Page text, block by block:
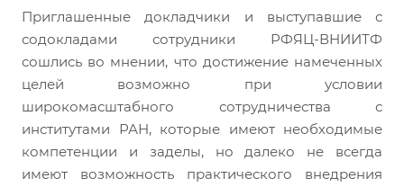
Приглашенные докладчики и выступавшие с
содокладами сотрудники РФЯЦ-ВНИИТФ
сошлись во мнении, что достижение намеченных
целей возможно при условии
широкомасштабного сотрудничества с
институтами РАН, которые имеют необходимые
компетенции и заделы, но далеко не всегда
имеют возможность практического внедрения